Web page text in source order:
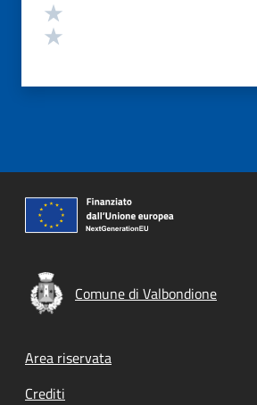
Comune di Valbondione
Footer menu
Area riservata
Crediti